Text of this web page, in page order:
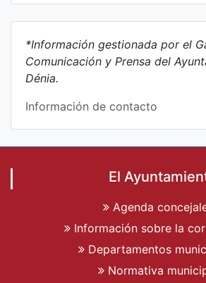
*Información gestionada por el
Comunicación y Prensa del
Dénia.
Información de contacto
El
Agenda
Información sobre la
Departamentos
Normativa